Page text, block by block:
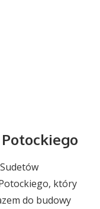
Potockiego
który
do budowy